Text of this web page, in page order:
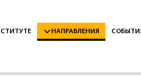
НАПРАВЛЕНИЯ